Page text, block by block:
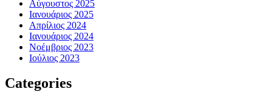
Αύγουστος 2025
Ιανουάριος 2025
Απρίλιος 2024
Ιανουάριος 2024
Νοέμβριος 2023
Ιούλιος 2023
Categories